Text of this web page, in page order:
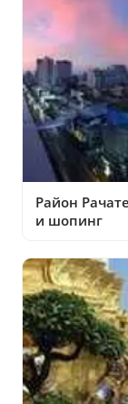
Район
и шопинг